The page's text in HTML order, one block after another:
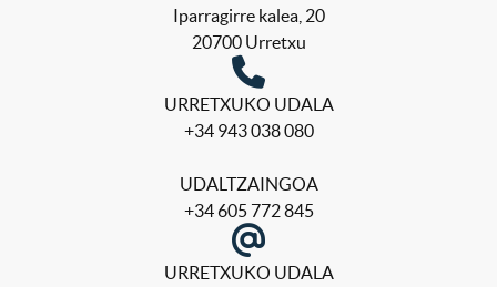
Iparragirre kalea, 20
20700 Urretxu
URRETXUKO UDALA
+34 943 038 080
UDALTZAINGOA
+34 605 772 845
URRETXUKO UDALA